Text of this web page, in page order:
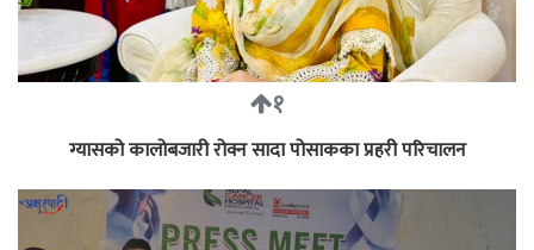
१
ग्यासको कालोबजारी रोक्न सादा पोसाकका प्रहरी परिचालन